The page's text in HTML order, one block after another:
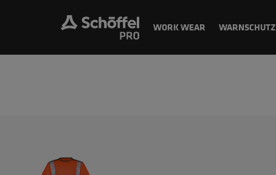
WORK WEAR WARNSCHUTZ